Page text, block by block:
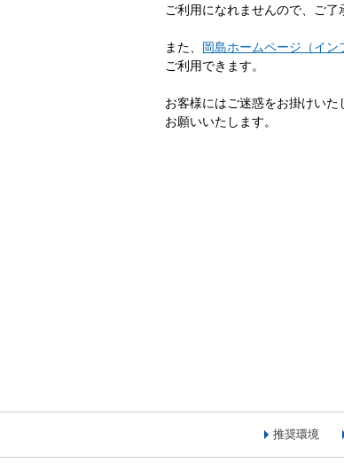
ご利用になれませんので、ご了
また、 岡島ホームページ（イン
ご利用できます。
お客様にはご迷惑をお掛けいた
お願いいたします。
推奨環境